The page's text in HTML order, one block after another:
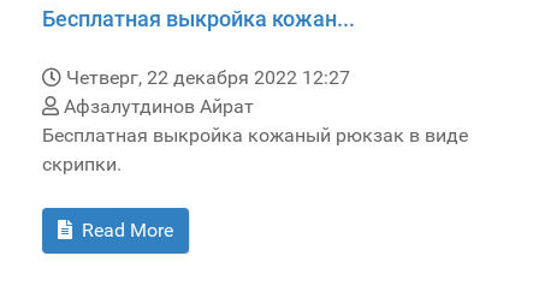
Бесплатная выкройка кожан...
Четверг, 22 декабря 2022 12:27
Афзалутдинов Айрат
Бесплатная выкройка кожаный рюкзак в виде
скрипки.
Read More